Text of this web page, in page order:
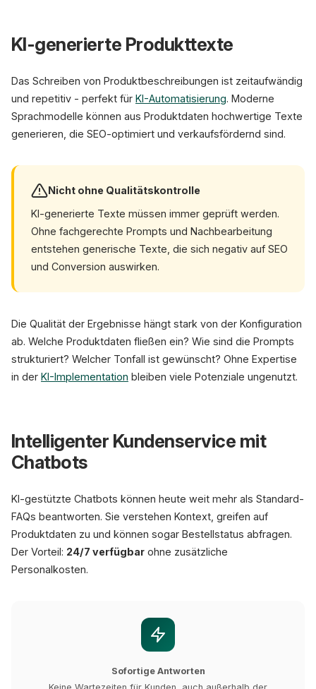
KI-generierte Produkttexte
Das Schreiben von Produktbeschreibungen ist zeitaufwändig
und repetitiv - perfekt für KI-Automatisierung. Moderne
Sprachmodelle können aus Produktdaten hochwertige Texte
generieren, die SEO-optimiert und verkaufsfördernd sind.
Nicht ohne Qualitätskontrolle
KI-generierte Texte müssen immer geprüft werden.
Ohne fachgerechte Prompts und Nachbearbeitung
entstehen generische Texte, die sich negativ auf SEO
und Conversion auswirken.
Die Qualität der Ergebnisse hängt stark von der Konfiguration
ab. Welche Produktdaten fließen ein? Wie sind die Prompts
strukturiert? Welcher Tonfall ist gewünscht? Ohne Expertise
in der KI-Implementation bleiben viele Potenziale ungenutzt.
Intelligenter Kundenservice mit
Chatbots
KI-gestützte Chatbots können heute weit mehr als Standard-
FAQs beantworten. Sie verstehen Kontext, greifen auf
Produktdaten zu und können sogar Bestellstatus abfragen.
Der Vorteil: 24/7 verfügbar ohne zusätzliche
Personalkosten.
Sofortige Antworten